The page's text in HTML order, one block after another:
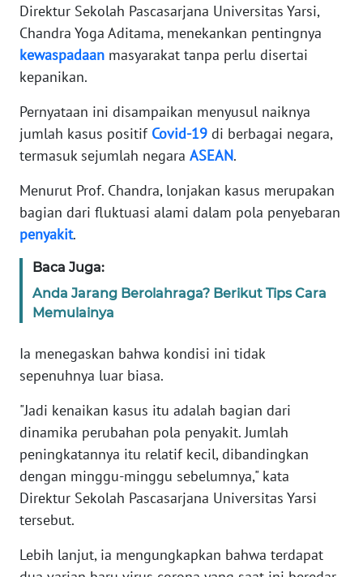
Direktur Sekolah Pascasarjana Universitas Yarsi,
Chandra Yoga Aditama, menekankan pentingnya
kewaspadaan masyarakat tanpa perlu disertai
kepanikan.
Pernyataan ini disampaikan menyusul naiknya
jumlah kasus positif Covid-19 di berbagai negara,
termasuk sejumlah negara ASEAN.
Menurut Prof. Chandra, lonjakan kasus merupakan
bagian dari fluktuasi alami dalam pola penyebaran
penyakit.
Baca Juga:
Anda Jarang Berolahraga? Berikut Tips Cara
Memulainya
Ia menegaskan bahwa kondisi ini tidak
sepenuhnya luar biasa.
"Jadi kenaikan kasus itu adalah bagian dari
dinamika perubahan pola penyakit. Jumlah
peningkatannya itu relatif kecil, dibandingkan
dengan minggu-minggu sebelumnya," kata
Direktur Sekolah Pascasarjana Universitas Yarsi
tersebut.
Lebih lanjut, ia mengungkapkan bahwa terdapat
INFO
IKLAN
TENTANG
KAMI
PEDOMAN
SIBER
REDAKSI
DISCLAIMER
News
WN
SUMUT
JAKARTA
WN
JABAR